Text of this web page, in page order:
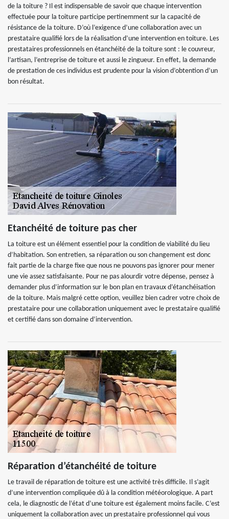
de la toiture ? Il est indispensable de savoir que chaque intervention
effectuée pour la toiture participe pertinemment sur la capacité de
résistance de la toiture. D’où l’exigence d’une collaboration avec un
prestataire qualifié lors de la réalisation d’une intervention en toiture. Les
prestataires professionnels en étanchéité de la toiture sont : le couvreur,
l’artisan, l’entreprise de toiture et aussi le zingueur. En effet, la demande
de prestation de ces individus est prudente pour la vision d’obtention d’un
bon résultat.
Etanchéité de toiture pas cher
La toiture est un élément essentiel pour la condition de viabilité du lieu
d’habitation. Son entretien, sa réparation ou son changement est donc
fait partie de la charge fixe que nous ne pouvons pas ignorer pour mener
une vie assez satisfaisante. Pour ne pas alourdir votre dépense, pensez à
demander plus d’information sur le bon plan en travaux d’étanchéisation
de la toiture. Mais malgré cette option, veuillez bien cadrer votre choix de
prestataire pour une collaboration uniquement avec le prestataire qualifié
et certifié dans son domaine d’intervention.
Réparation d’étanchéité de toiture
Le travail de réparation de toiture est une activité très difficile. Il s’agit
d’une intervention compliquée dû à la condition météorologique. A part
cela, le diagnostic de l’état d’une toiture est également moins facile. C’est
uniquement la collaboration avec un prestataire professionnel qui vous